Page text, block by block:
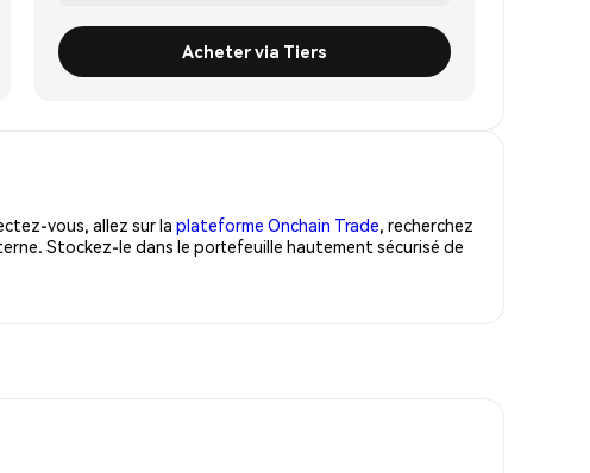
Acheter via Tiers
vous, allez sur la plateforme Onchain Trade, recherchez
Stockez-le dans le portefeuille hautement sécurisé de